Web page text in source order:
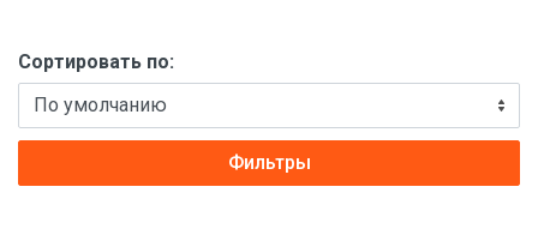
Сортировать по:
Фильтры